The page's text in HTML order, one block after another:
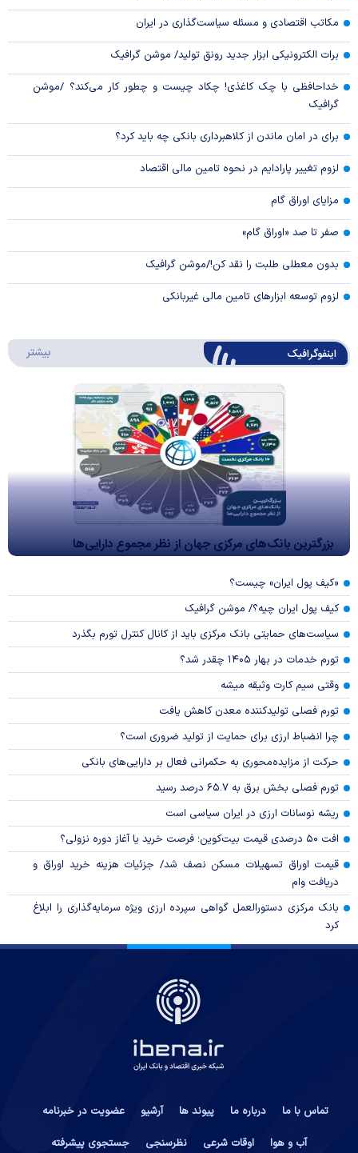
مکاتب اقتصادی و مسئله سیاست‌گذاری در ایران
برات الکترونیکی ابزار جدید رونق تولید/ موشن گرافیک
خداحافظی با چک کاغذی! چکاد چیست و چطور کار می‌کند؟ /موشن
گرافیک
برای در امان ماندن از کلاهبرداری بانکی چه باید کرد؟
لزوم تغییر پارادایم در نحوه تامین مالی اقتصاد
مزایای اوراق گام
صفر تا صد «اوراق گام»
بدون معطلی طلبت را نقد کن!/موشن گرافیک
لزوم توسعه ابزارهای تامین مالی غیربانکی
اینفوگرافیک بیشتر
بزرگترین بانک‌های مرکزی جهان از نظر مجموع دارایی‌ها
«کیف پول ایران» چیست؟
کیف پول ایران چیه؟/ موشن گرافیک
سیاست‌های حمایتی بانک مرکزی باید از کانال کنترل تورم بگذرد
تورم خدمات در بهار ۱۴۰۵ چقدر شد؟
وقتی سیم کارت وثیقه میشه
تورم فصلی تولیدکننده معدن کاهش یافت
چرا انضباط ارزی برای حمایت از تولید ضروری است؟
حرکت از مزایده‌محوری به حکمرانی فعال بر دارایی‌های بانکی
تورم فصلی بخش برق به ۶۵.۷ درصد رسید
ریشه نوسانات ارزی در ایران سیاسی است
افت ۵۰ درصدی قیمت بیت‌کوین؛ فرصت خرید یا آغاز دوره نزولی؟
قیمت اوراق تسهیلات مسکن نصف شد/ جزئیات هزینه خرید اوراق و
دریافت وام
بانک مرکزی دستورالعمل گواهی سپرده ارزی ویژه سرمایه‌گذاری را ابلاغ
کرد
تماس با ما درباره ما پیوند ها آرشیو
عضویت در خبرنامه
آب و هوا
اوقات شرعی نظرسنجی جستجوی پیشرفته